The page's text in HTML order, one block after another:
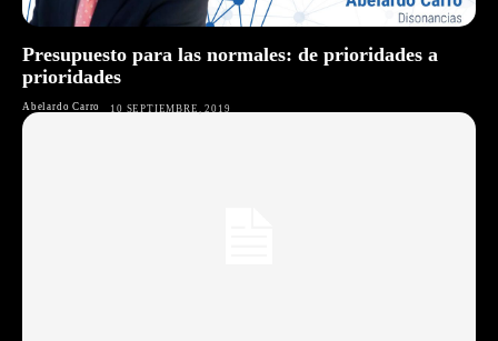
Presupuesto para las normales: de prioridades a
prioridades
Abelardo Carro 10 SEPTIEMBRE, 2019